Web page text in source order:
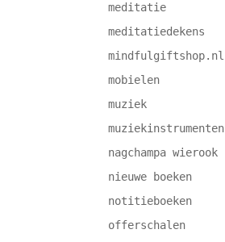
meditatie
meditatiedekens
mindfulgiftshop.nl
mobielen
muziek
muziekinstrumenten
nagchampa wierook
nieuwe boeken
notitieboeken
offerschalen